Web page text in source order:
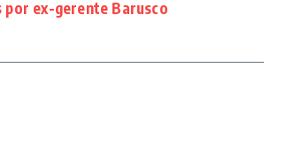
por ex-gerente Barusco